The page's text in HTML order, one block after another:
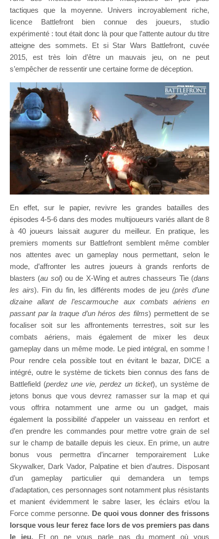
tactiques que la moyenne. Univers incroyablement riche,
licence Battlefront bien connue des joueurs, studio
expérimenté : tout était donc là pour que l’attente autour du titre
atteigne des sommets. Et si Star Wars Battlefront, cuvée
2015, est très loin d’être un mauvais jeu, on ne peut
s’empêcher de ressentir une certaine forme de déception.
En effet, sur le papier, revivre les grandes batailles des
épisodes 4-5-6 dans des modes multijoueurs variés allant de 8
à 40 joueurs laissait augurer du meilleur. En pratique, les
premiers moments sur Battlefront semblent même combler
nos attentes avec un gameplay nous permettant, selon le
mode, d’affronter les autres joueurs à grands renforts de
blasters (au sol) ou de X-Wing et autres chasseurs Tie (dans
les airs). Fin du fin, les différents modes de jeu(près d’une
dizaine allant de l’escarmouche aux combats aériens en
passant par la traque d’un héros des films) permettent de se
focaliser soit sur les affrontements terrestres, soit sur les
combats aériens, mais également de mixer les deux
gameplay dans un même mode. Le pied intégral, en somme !
Pour rendre cela possible tout en évitant le bazar, DICE a
intégré, outre le système de tickets bien connus des fans de
Battlefield (perdez une vie, perdez un ticket), un système de
jetons bonus que vous devrez ramasser sur la map et qui
vous offrira notamment une arme ou un gadget, mais
également la possibilité d’appeler un vaisseau en renfort et
d’en prendre les commandes pour mettre votre grain de sel
sur le champ de bataille depuis les cieux. En prime, un autre
bonus vous permettra d’incarner temporairement Luke
Skywalker, Dark Vador, Palpatine et bien d’autres. Disposant
d’un gameplay particulier qui demandera un temps
d’adaptation, ces personnages sont notamment plus résistants
et manient évidemment le sabre laser, les éclairs et/ou la
Force comme personne. De quoi vous donner des frissons
lorsque vous leur ferez face lors de vos premiers pas dans
le jeu.Et on ne vous parle pas du moment où vous